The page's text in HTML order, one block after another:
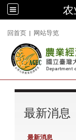
农
回首页 | 网站导览
最新消息
最新消息